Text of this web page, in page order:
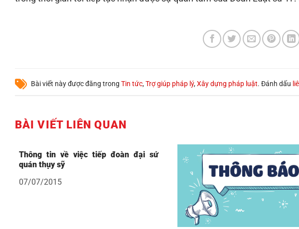
Bài viết này được đăng trong Tin tức,Trợ giúp pháp lý,Xây dựng pháp luật. Đánh dấu
BÀI VIẾT LIÊN QUAN
Thông tin về việc tiếp đoàn đại sứ
quán thụy sỹ
07/07/2015